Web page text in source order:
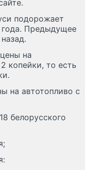
подорожает
года. Предыдущее
на
копейки, то есть
на автотопливо с
белорусского